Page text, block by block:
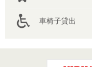
車椅子貸出